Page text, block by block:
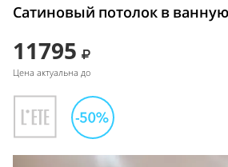
Сатиновый потолок в
11795
Цена актуальна до